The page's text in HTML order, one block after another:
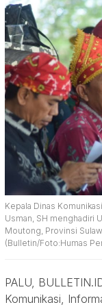
Kepala Dinas
Usman, SH menghadiri
Moutong, Provinsi
(Bulletin/Foto:Humas
PALU,
Komunikasi,